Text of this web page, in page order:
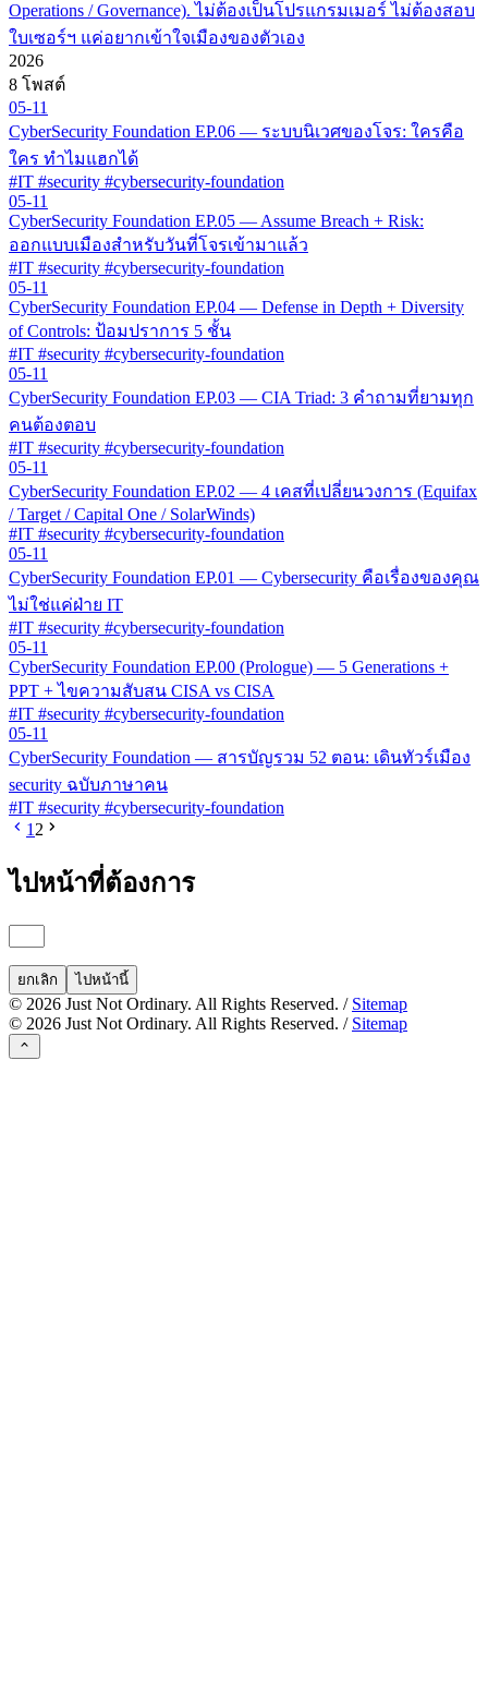
Operations / Governance). ไม่ต้องเป็นโปรแกรมเมอร์ ไม่ต้องสอบ
ใบเซอร์ฯ แค่อยากเข้าใจเมืองของตัวเอง
2026
8 โพสต์
05-11
CyberSecurity Foundation EP.06 — ระบบนิเวศของโจร: ใครคือ
ใคร ทำไมแฮกได้
#IT #security #cybersecurity-foundation
05-11
CyberSecurity Foundation EP.05 — Assume Breach + Risk:
ออกแบบเมืองสำหรับวันที่โจรเข้ามาแล้ว
#IT #security #cybersecurity-foundation
05-11
CyberSecurity Foundation EP.04 — Defense in Depth + Diversity
of Controls: ป้อมปราการ 5 ชั้น
#IT #security #cybersecurity-foundation
05-11
CyberSecurity Foundation EP.03 — CIA Triad: 3 คำถามที่ยามทุก
คนต้องตอบ
#IT #security #cybersecurity-foundation
05-11
CyberSecurity Foundation EP.02 — 4 เคสที่เปลี่ยนวงการ (Equifax
/ Target / Capital One / SolarWinds)
#IT #security #cybersecurity-foundation
05-11
CyberSecurity Foundation EP.01 — Cybersecurity คือเรื่องของคุณ
ไม่ใช่แค่ฝ่าย IT
#IT #security #cybersecurity-foundation
05-11
CyberSecurity Foundation EP.00 (Prologue) — 5 Generations +
PPT + ไขความสับสน CISA vs CISA
#IT #security #cybersecurity-foundation
05-11
CyberSecurity Foundation — สารบัญรวม 52 ตอน: เดินทัวร์เมือง
security ฉบับภาษาคน
#IT #security #cybersecurity-foundation
1 2
ไปหน้าที่ต้องการ
ยกเลิก ไปหน้านี้
© 2026 Just Not Ordinary. All Rights Reserved. / Sitemap
© 2026 Just Not Ordinary. All Rights Reserved. / Sitemap